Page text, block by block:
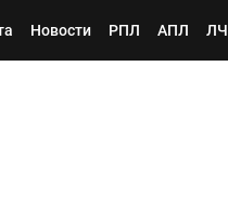
Новости РПЛ АПЛ ЛЧ